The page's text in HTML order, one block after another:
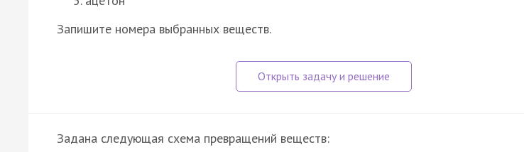
Запишите номера выбранных веществ.
Задана следующая схема превращений веществ: